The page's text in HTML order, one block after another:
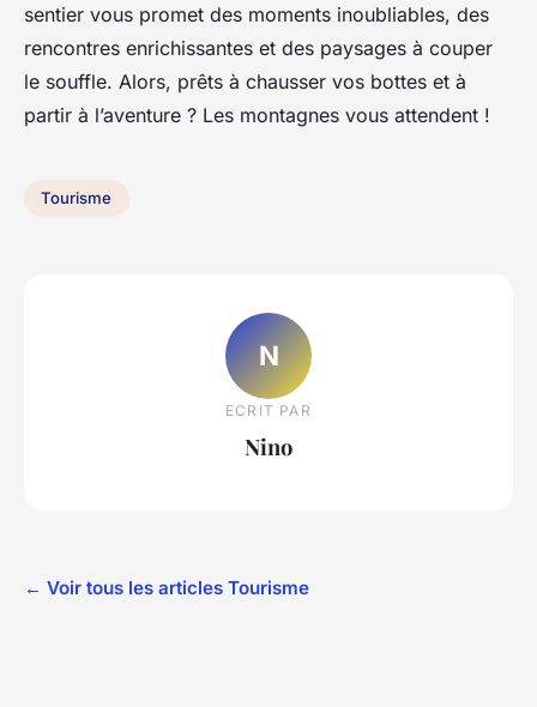
sentier vous promet des moments inoubliables, des
rencontres enrichissantes et des paysages à couper
le souffle. Alors, prêts à chausser vos bottes et à
partir à l’aventure ? Les montagnes vous attendent !
Tourisme
N
ECRIT PAR
Nino
← Voir tous les articles Tourisme